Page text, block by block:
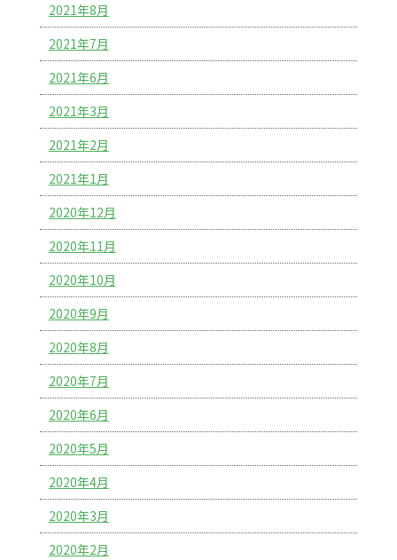
2021年8月
2021年7月
2021年6月
2021年3月
2021年2月
2021年1月
2020年12月
2020年11月
2020年10月
2020年9月
2020年8月
2020年7月
2020年6月
2020年5月
2020年4月
2020年3月
2020年2月